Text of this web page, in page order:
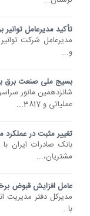
تأکید مدیرعامل
مدیرعامل شرکت
و...
بسیج ملی صنعت برق
عملیاتی و 3817...
تغییر مثبت در عملکرد
​بانک صادرات ایران
مشتریان،...
عامل افزایش قبوض
مدیرکل دفتر مدیریت
با...